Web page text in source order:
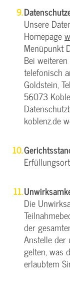
Unsere
Homepage
Menüpunkt
Bei
telefonisch
Goldstein,
56073
koblenz.de
Die
der
Anstelle der
gelten, was
erlaubtem